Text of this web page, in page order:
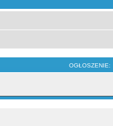
OGŁOSZENIE: